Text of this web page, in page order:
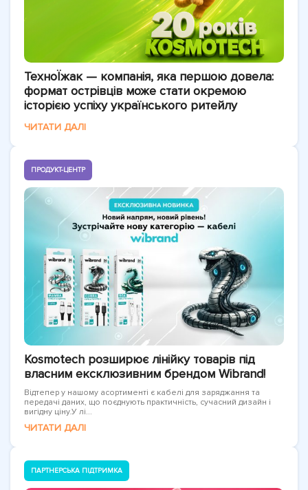
ТехноЇжак — компанія, яка першою довела:
формат острівців може стати окремою
історією успіху українського ритейлу
ЧИТАТИ ДАЛІ
ПРОДУКТ-ЦЕНТР
Kosmotech розширює лінійку товарів під
власним ексклюзивним брендом Wibrand!
Відтепер у нашому асортименті є кабелі для заряджання та
передачі даних, що поєднують практичність, сучасний дизайн і
вигідну ціну.У лі...
ЧИТАТИ ДАЛІ
ПАРТНЕРСЬКА ПІДТРИМКА